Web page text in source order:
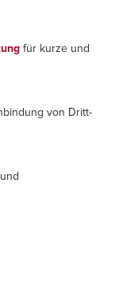
für kurze und
von Dritt-